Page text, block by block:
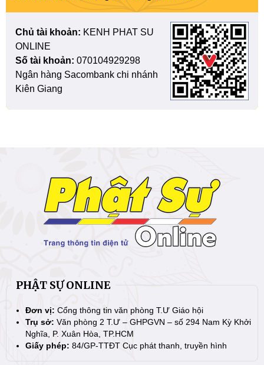
Chủ tài khoản: KENH PHAT SU
ONLINE
Số tài khoản: 070104929298
Ngân hàng Sacombank chi nhánh
Kiên Giang
PHẬT SỰ ONLINE
Đơn vị: Cổng thông tin văn phòng T.Ư Giáo hội
Trụ sở: Văn phòng 2 T.Ư – GHPGVN – số 294 Nam Kỳ Khởi
Nghĩa, P. Xuân Hòa, TP.HCM
Giấy phép: 84/GP-TTĐT Cục phát thanh, truyền hình